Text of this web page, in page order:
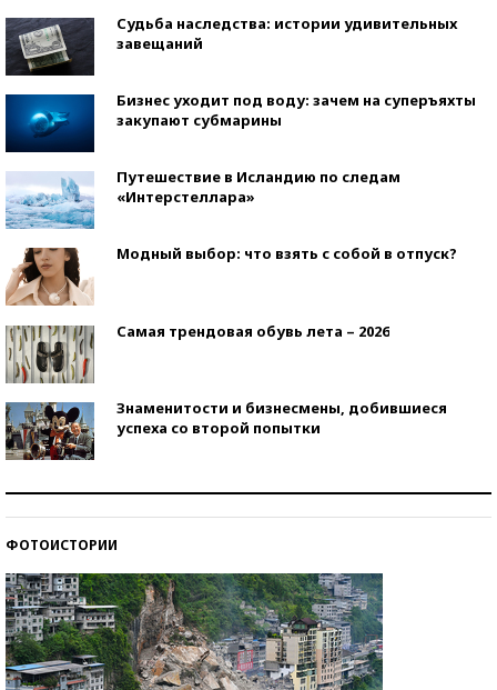
Судьба наследства: истории удивительных
завещаний
Бизнес уходит под воду: зачем на суперъяхты
закупают субмарины
Путешествие в Исландию по следам
«Интерстеллара»
Модный выбор: что взять с собой в отпуск?
Самая трендовая обувь лета – 2026
Знаменитости и бизнесмены, добившиеся
успеха со второй попытки
ФОТОИСТОРИИ